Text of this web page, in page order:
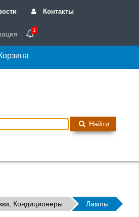
Контакты
1
Найти
Кондиционеры Лампы